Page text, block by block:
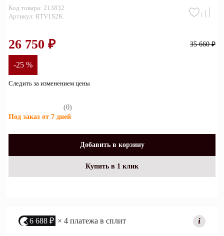
Декор
О нас
Наши салоны
Дизайнерам и архитекторам
Обратный звонок
Код товара: 213832
Артикул: RTV1S2K
35 660 ₽
26 750 ₽
-25 %
Следить за изменением цены
(0)
Под заказ от 7 дней
Добавить в корзину
Купить в 1 клик
6 688 ₽ × 4 платежа в сплит